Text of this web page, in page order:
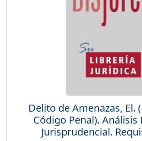
Delito de Amenazas, El.
Código Penal).
Jurisprudencial.